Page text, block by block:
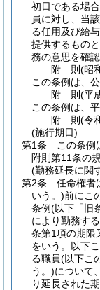
初日である場
員に対し、当
る任用及び給
提供するもの
務の意思を確
附 則(昭
この条例は、
附 則(平
この条例は、
附 則(令
(施行期日)
第1条
この条例
附則第11条の
(勤務延長に関
第2条
任命権者
いう。)前にこ
条例(以下「旧
により勤務す
条第1項の期限
をいう。以下
る職員(以下こ
う。)について
り延長された